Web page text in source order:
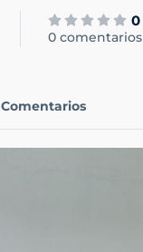
0
0 comentarios
Comentarios